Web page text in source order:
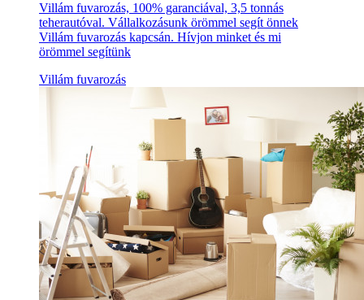
Villám fuvarozás, 100% garanciával, 3,5 tonnás
teherautóval. Vállalkozásunk örömmel segít önnek
Villám fuvarozás kapcsán. Hívjon minket és mi
örömmel segítünk
Villám fuvarozás